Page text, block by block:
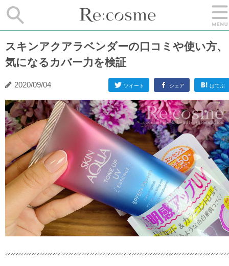
スキンアクアラベンダーの口コミや使い方、
気になるカバー力を検証
2020/09/04 ツイート シェア はてぶ